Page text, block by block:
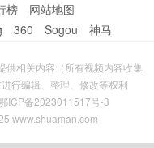
榜
网站地图
360 Sogou 神马
供相关内容（所有视频内容收集
行编辑、整理、修改等权利
ICP备2023011517号-3
www.shuaman.com